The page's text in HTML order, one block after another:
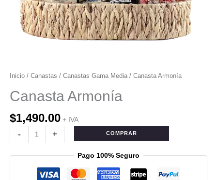
Inicio / Canastas / Canastas Gama Media / Canasta Armonía
Canasta Armonía
$1,490.00 + IVA
- + COMPRAR
Pago 100% Seguro